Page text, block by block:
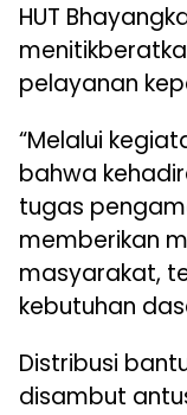
HUT
pelayanan
“Melalui
bahwa
tugas
memberikan
masyarakat,
kebutuhan
Distribusi
disambut